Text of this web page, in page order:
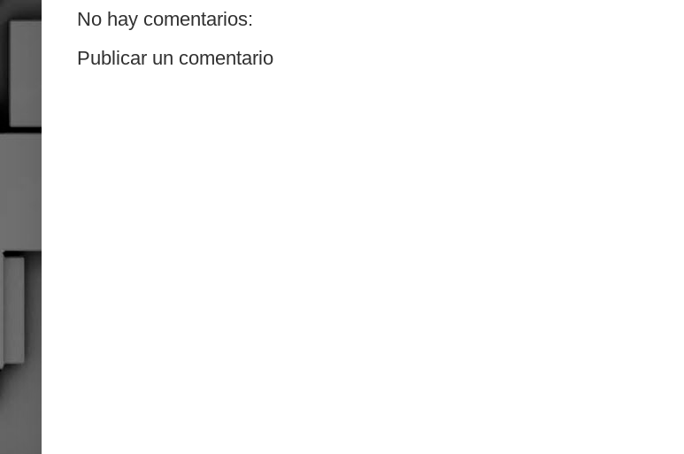
No hay comentarios:
Publicar un comentario